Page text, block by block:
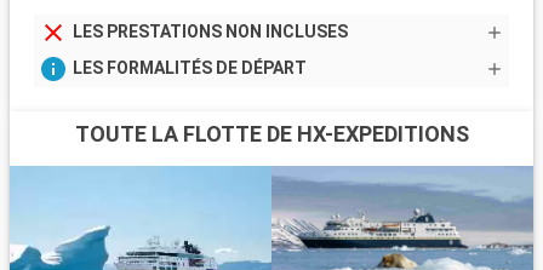
LES PRESTATIONS NON INCLUSES
LES FORMALITÉS DE DÉPART
TOUTE LA FLOTTE DE HX-EXPEDITIONS